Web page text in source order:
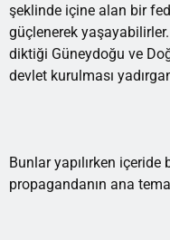
şeklinde içine alan bir
güçlenerek
diktiği Güneydoğu ve
devlet kurulması
Bunlar yapılırken içeride
propagandanın ana